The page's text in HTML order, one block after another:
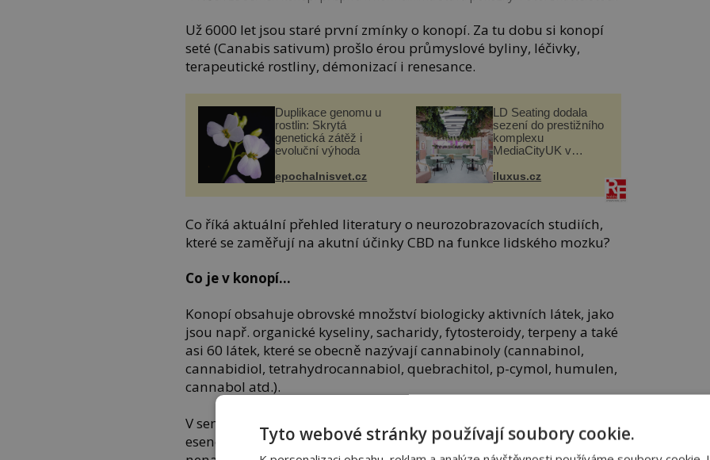
Už 6000 let jsou staré první zmínky o konopí. Za tu dobu si konopí
seté (Canabis sativum) prošlo érou průmyslové byliny, léčivky,
terapeutické rostliny, démonizací i renesance.
Duplikace genomu u
rostlin: Skrytá
genetická zátěž i
evoluční výhoda
epochalnisvet.cz
LD Seating dodala
sezení do prestižního
komplexu
MediaCityUK v
iluxus.cz
Co říká aktuální přehled literatury o neurozobrazovacích studiích,
které se zaměřují na akutní účinky CBD na funkce lidského mozku?
Co je v konopí…
Konopí obsahuje obrovské množství biologicky aktivních látek, jako
jsou např. organické kyseliny, sacharidy, fytosteroidy, terpeny a také
asi 60 látek, které se obecně nazývají cannabinoly (cannabinol,
cannabidiol, tetrahydrocannabiol, quebrachitol, p-cymol, humulen,
cannabol atd.).
V semenech je asi 35 % oleje, který je za studena lisovaný bohatý na
esenciální mastné kyseliny omega-3 a omega-6 (obsahuje až 80%
Tyto webové stránky používají soubory cookie.